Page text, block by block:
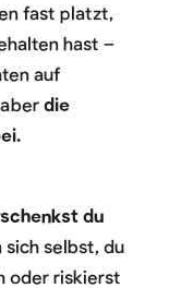
fast platzt,
hast –
auf
die
du
selbst, du
oder riskierst